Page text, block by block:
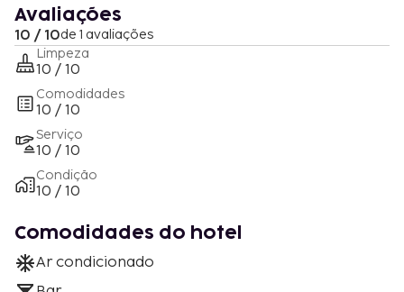
Avaliações
10 / 10de 1 avaliações
Limpeza
10 / 10
Comodidades
10 / 10
Serviço
10 / 10
Condição
10 / 10
Comodidades do hotel
Ar condicionado